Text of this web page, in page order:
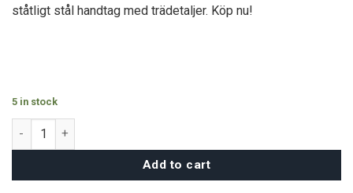
ståtligt stål handtag med trädetaljer. Köp nu!
5 in stock
Bambu Tekanna (1,5L) quantity
Add to cart